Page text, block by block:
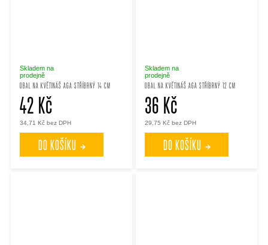
OBAL NA KVĚTINÁŠ AGA STŘÍBRNÝ 14 CM
Skladem na
prodejně
34,71 Kč bez DPH
42 Kč
DO KOŠÍKU
OBAL NA KVĚTINÁŠ AGA STŘÍBRNÝ 12 CM
Skladem na
prodejně
29,75 Kč bez DPH
36 Kč
DO KOŠÍKU